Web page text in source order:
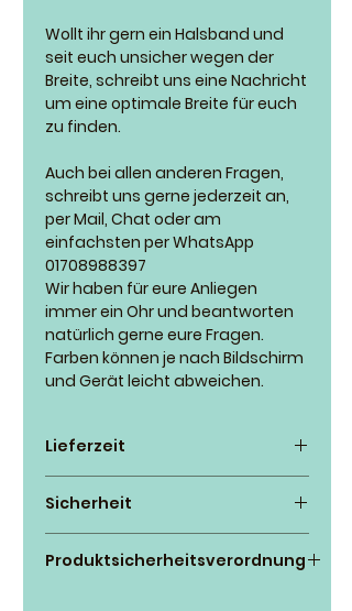
Wollt ihr gern ein Halsband und
seit euch unsicher wegen der
Breite, schreibt uns eine Nachricht
um eine optimale Breite für euch
zu finden.
Auch bei allen anderen Fragen,
schreibt uns gerne jederzeit an,
per Mail, Chat oder am
einfachsten per WhatsApp
01708988397
Wir haben für eure Anliegen
immer ein Ohr und beantworten
natürlich gerne eure Fragen.
Farben können je nach Bildschirm
und Gerät leicht abweichen.
Lieferzeit
Zahlungseingang so schnell wie
möglich zu fertigen, manchmal
klappt es innerhalb ein paar Tage
Sicherheit
Halsbandes in der passenden
Produktsicherheitsverordnung